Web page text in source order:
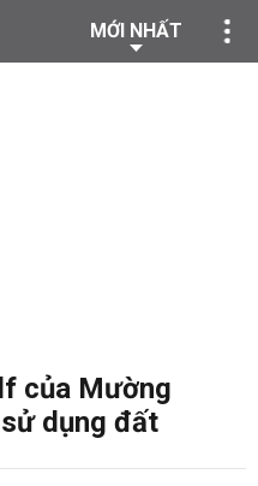
MỚI NHẤT
của Mường
dụng đất